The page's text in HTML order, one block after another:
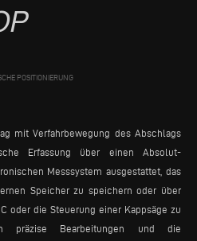
POSITIONIERUNG
mit Verfahrbewegung des Abschlags
Erfassung über einen Absolut-
Messsystem ausgestattet, das
Speicher zu speichern oder über
oder die Steuerung einer Kappsäge zu
präzise Bearbeitungen und die